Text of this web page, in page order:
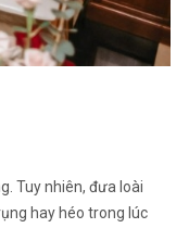
Tuy nhiên, đưa loài
hay héo trong lúc